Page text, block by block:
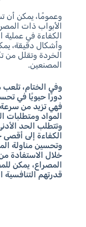
وعمومًا، يمكن أن
الأبواب ذات
الكفاءة في عملية
وأشكال دقيقة،
الخردة وتقلل من
المصنعين.
وفي الختام، تلعب
دورًا حيويًا في
فهي تزيد من سرعة
المواد ومتطلبات
وتتطلب الحد
الكفاءة إلى
وتحسين مناولة
خلال الاستفادة
المصراع، يمكن
قدرتهم التنافسية